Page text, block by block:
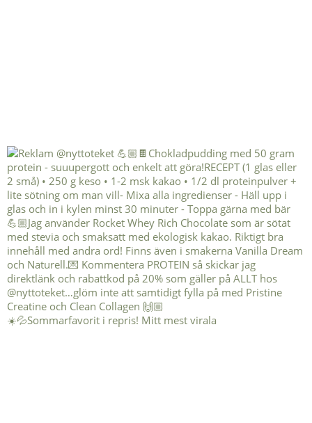
☀️💦Sommarfavorit i repris! Mitt mest virala